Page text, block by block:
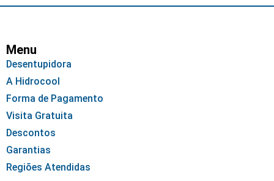
Menu
Desentupidora
A Hidrocool
Forma de Pagamento
Visita Gratuita
Descontos
Garantias
Regiões Atendidas